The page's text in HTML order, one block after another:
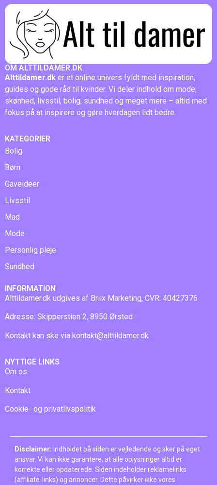
OM ALTTILDAMER.DK
Alttildamer.dk er et online univers fyldt med inspiration,
guides og gode råd til kvinder. Vi deler indhold om mode,
skønhed, livsstil, bolig, sundhed og meget mere – altid med
fokus på at inspirere og gøre hverdagen lidt bedre.
KATEGORIER
Bolig
Børn
Gaveideer
Livsstil
Mad
Mode
Personlig pleje
Sundhed
INFORMATION
Alttildamer.dk udgives af Briix Marketing, CVR: 40427376
Adresse: Skipperstien 2, 8950 Ørsted
Kontakt kan ske via kontakt@alttildamer.dk
NYTTIGE LINKS
Om os
Kontakt
Cookie- og privatlivspolitik
Disclaimer: Indholdet på siden er vejledende og sker på eget
ansvar. Vi kan ikke garantere, at alle oplysninger altid er
korrekte eller opdaterede. Siden indeholder reklamelinks
(affiliate-links) og annoncer. Dette påvirker ikke vores